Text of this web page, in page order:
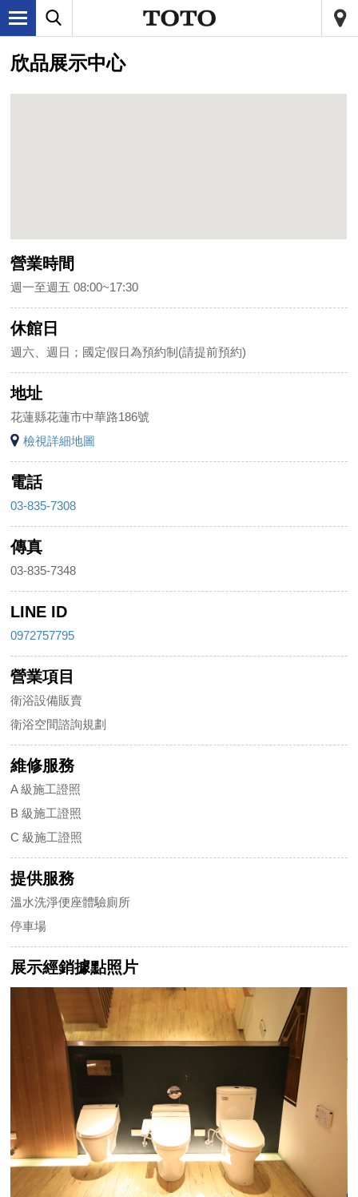
欣品展示中心
營業時間
週一至週五 08:00~17:30
休館日
週六、週日；國定假日為預約制(請提前預約)
地址
花蓮縣花蓮市中華路186號
檢視詳細地圖
電話
03-835-7308
傳真
03-835-7348
LINE ID
0972757795
營業項目
衛浴設備販賣
衛浴空間諮詢規劃
維修服務
A 級施工證照
B 級施工證照
C 級施工證照
提供服務
溫水洗淨便座體驗廁所
停車場
展示經銷據點照片